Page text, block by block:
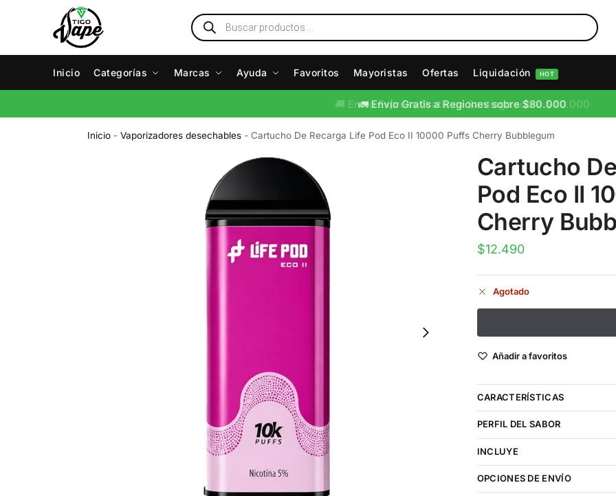
Inicio Categorías Marcas Ayuda Favoritos Mayoristas Ofertas Liquidación HOT
🚛 Envío Gratis a Regiones sobre $80.000
Inicio -Vaporizadores desechables -Cartucho De Recarga Life Pod Eco II 10000 Puffs Cherry Bubblegum
Cartucho
Pod Eco II
Cherry
$12.490
Agotado
Añadir a favoritos
CARACTERÍSTICAS
PERFIL DEL SABOR
INCLUYE
OPCIONES DE ENVÍO